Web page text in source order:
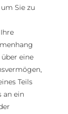
Sie zu
eine
Teils
an ein